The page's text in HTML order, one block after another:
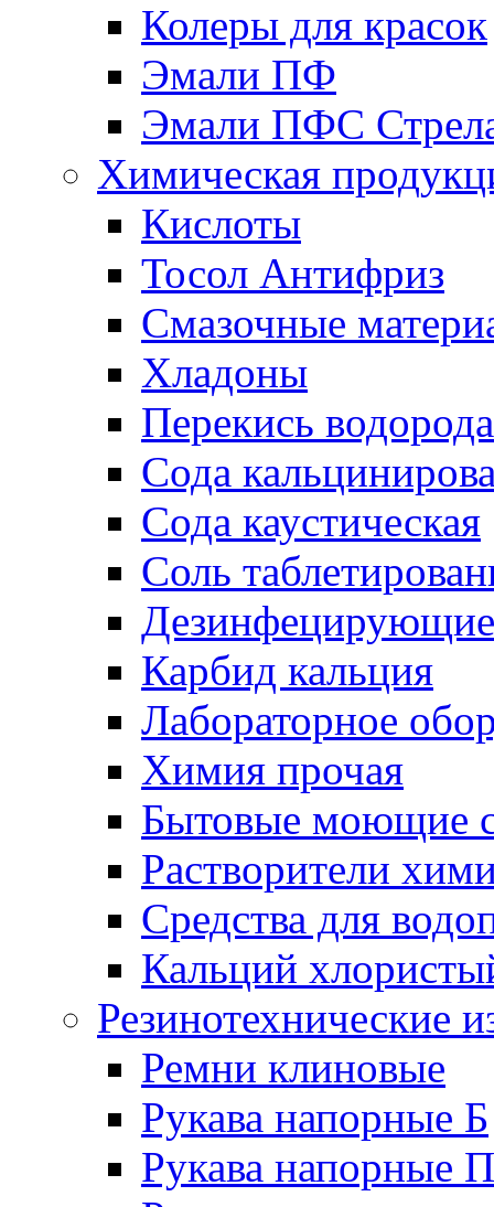
Колеры для красок
Эмали ПФ
Эмали ПФС
Химическая
Кислоты
Тосол Антифриз
Смазочные
Хладоны
Перекись водорода
Сода
Сода каустическая
Соль
Дезинфецирующие
Карбид кальция
Лабораторное
Химия прочая
Бытовые моющие
Растворители
Средства для
Кальций
Резинотехнические
Ремни клиновые
Рукава напорные Б
Рукава напорные П